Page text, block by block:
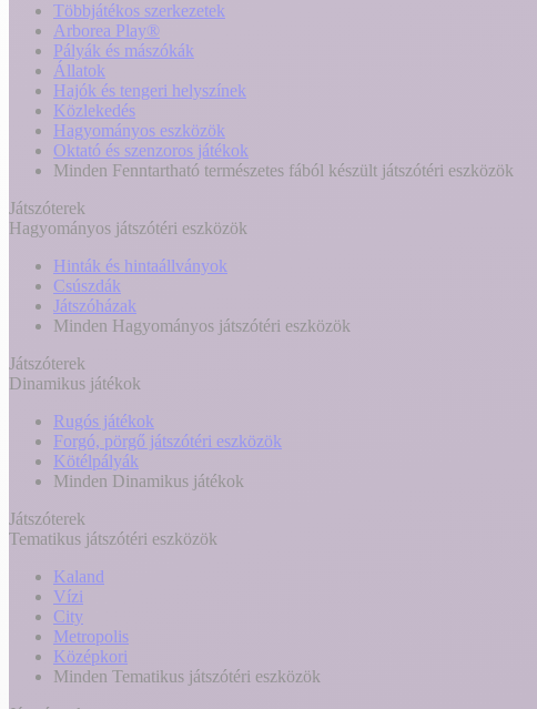
Többjátékos szerkezetek
Arborea Play®
Pályák és mászókák
Állatok
Hajók és tengeri helyszínek
Közlekedés
Hagyományos eszközök
Oktató és szenzoros játékok
Minden Fenntartható természetes fából készült játszótéri eszközök
Játszóterek
Hagyományos játszótéri eszközök
Hinták és hintaállványok
Csúszdák
Játszóházak
Minden Hagyományos játszótéri eszközök
Játszóterek
Dinamikus játékok
Rugós játékok
Forgó, pörgő játszótéri eszközök
Kötélpályák
Minden Dinamikus játékok
Játszóterek
Tematikus játszótéri eszközök
Kaland
Vízi
City
Metropolis
Középkori
Minden Tematikus játszótéri eszközök